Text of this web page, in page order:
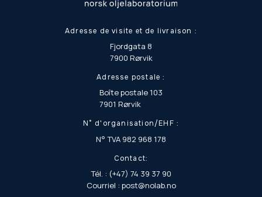
Adresse de visite et de livraison :
Fjordgata 8
7900 Rørvik
Adresse postale :
Boîte postale 103
7901 Rørvik
N° d'organisation/EHF :
N° TVA 982 968 178
Contact:
Tél. : (+47) 74 39 37 90
Courriel : post@nolab.no